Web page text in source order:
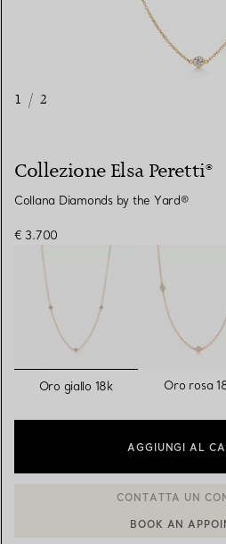
1 / 2
Collezione Elsa Peretti®
Collana Diamonds by the Yard®
€ 3.700
selezionato/i
Oro giallo 18k Oro rosa
AGGIUNGI AL